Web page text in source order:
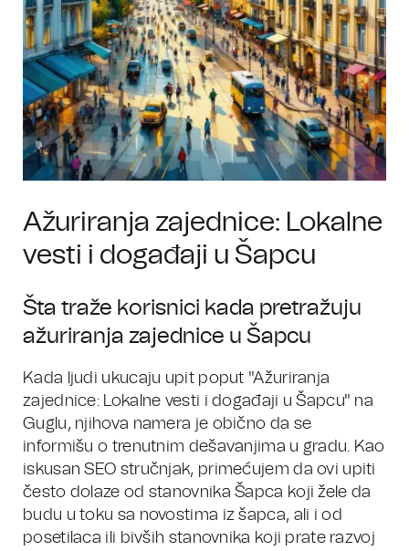
Ažuriranja zajednice: Lokalne
vesti i događaji u Šapcu
Šta traže korisnici kada pretražuju
ažuriranja zajednice u Šapcu
Kada ljudi ukucaju upit poput "Ažuriranja
zajednice: Lokalne vesti i događaji u Šapcu" na
Guglu, njihova namera je obično da se
informišu o trenutnim dešavanjima u gradu. Kao
iskusan SEO stručnjak, primećujem da ovi upiti
često dolaze od stanovnika Šapca koji žele da
budu u toku sa novostima iz šapca, ali i od
posetilaca ili bivših stanovnika koji prate razvoj